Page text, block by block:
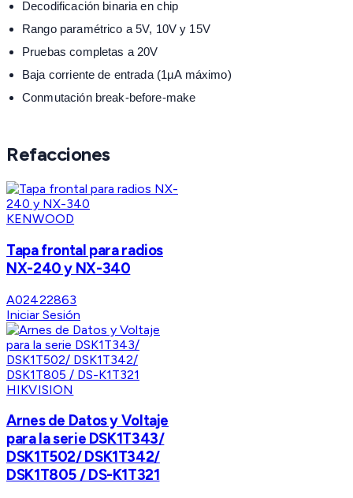
Decodificación binaria en chip
Rango paramétrico a 5V, 10V y 15V
Pruebas completas a 20V
Baja corriente de entrada (1µA máximo)
Conmutación break-before-make
Refacciones
KENWOOD
Tapa frontal para radios
NX-240 y NX-340
A02422863
Iniciar Sesión
HIKVISION
Arnes de Datos y Voltaje
para la serie DSK1T343/
DSK1T502/ DSK1T342/
DSK1T805 / DS-K1T321